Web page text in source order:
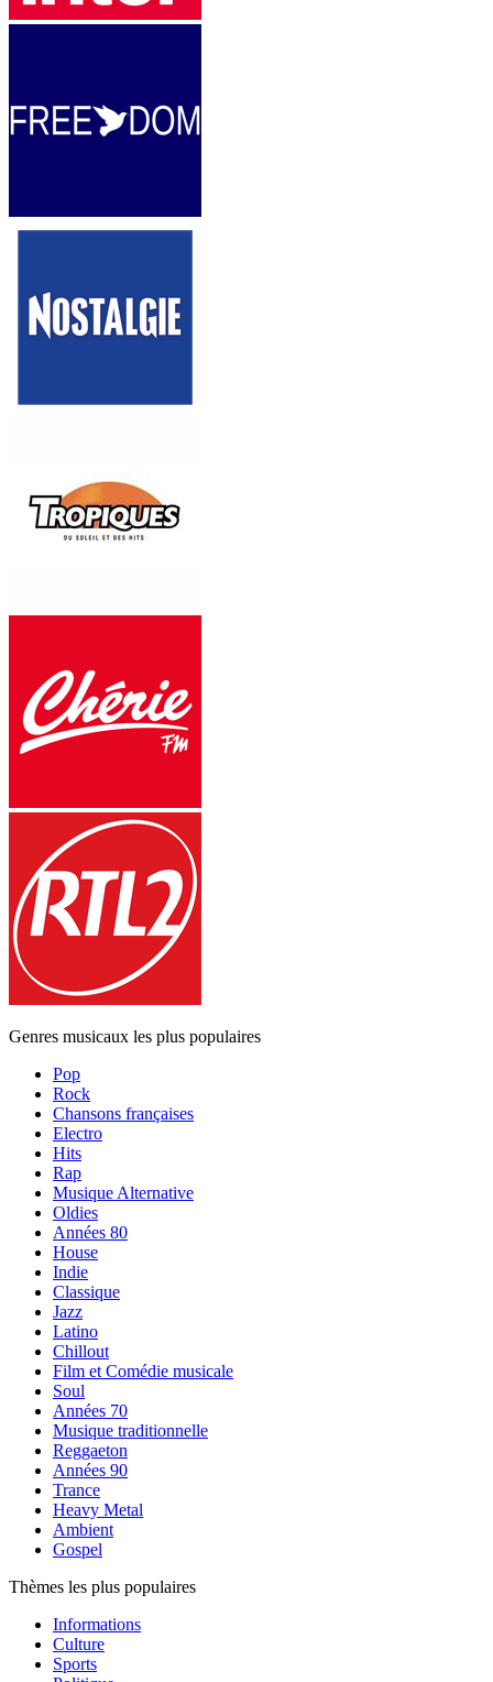
Genres musicaux les plus populaires
Pop
Rock
Chansons françaises
Electro
Hits
Rap
Musique Alternative
Oldies
Années 80
House
Indie
Classique
Jazz
Latino
Chillout
Film et Comédie musicale
Soul
Années 70
Musique traditionnelle
Reggaeton
Années 90
Trance
Heavy Metal
Ambient
Gospel
Thèmes les plus populaires
Informations
Culture
Sports